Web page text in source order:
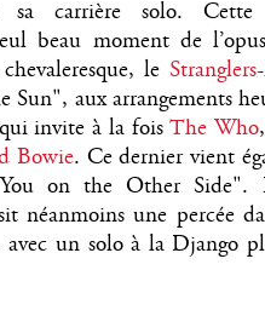
sa carrière solo. Cette
beau moment de
le Stranglers
aux arrangements
invite à la fois The Who
Bowie. Ce dernier vient
on the Other Side".
néanmoins une percée
un solo à la Django